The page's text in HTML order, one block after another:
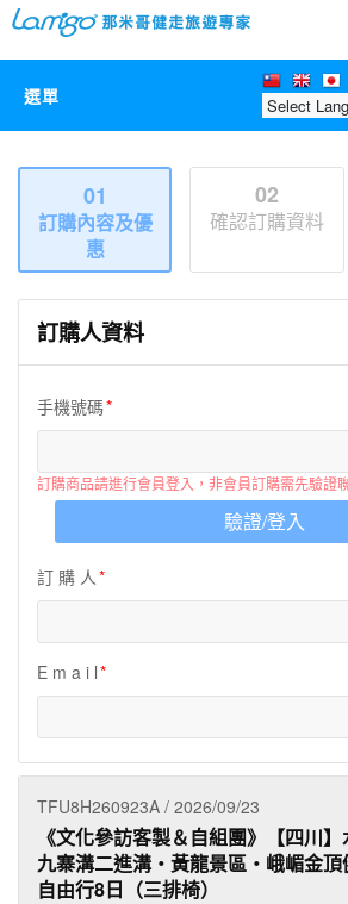
選單
那米哥莊園
中國
日本
歐美紐澳
台灣
夯講座
01
訂購內容及優
惠
02
確認訂購資料
訂購人資料
手機號碼
訂購商品請進行會員登入，非會員訂購需先驗證
驗證/登入
訂 購 人
E m a i l
TFU8H260923A / 2026/09/23
《文化參訪客製＆自組團》【四川
九寨溝二進溝・黃龍景區・峨嵋金頂
自由行8日（三排椅）